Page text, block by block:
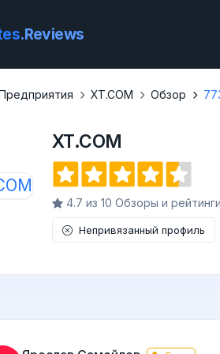
.Reviews
XT.COM Обзор
XT.COM
4.7 из 10 Обзоры и
Непривязанный профиль